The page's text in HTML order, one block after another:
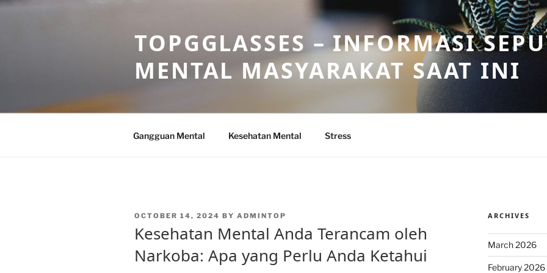
Skip
TOPGGLASSES – INFORMASI
MENTAL MASYARAKAT SAAT INI
Gangguan Mental Kesehatan Mental Stress
POSTED
OCTOBER 14, 2024 BY ADMINTOP
Kesehatan Mental Anda Terancam oleh
Narkoba: Apa yang Perlu Anda Ketahui
ARCHIVES
March 2026
February 2026